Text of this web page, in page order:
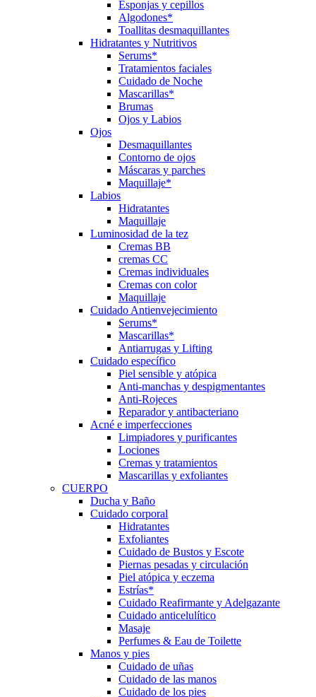
Esponjas y cepillos
Algodones*
Toallitas desmaquillantes
Hidratantes y Nutritivos
Serums*
Tratamientos faciales
Cuidado de Noche
Mascarillas*
Brumas
Ojos y Labios
Ojos
Desmaquillantes
Contorno de ojos
Máscaras y parches
Maquillaje*
Labios
Hidratantes
Maquillaje
Luminosidad de la tez
Cremas BB
cremas CC
Cremas individuales
Cremas con color
Maquillaje
Cuidado Antienvejecimiento
Serums*
Mascarillas*
Antiarrugas y Lifting
Cuidado específico
Piel sensible y atópica
Anti-manchas y despigmentantes
Anti-Rojeces
Reparador y antibacteriano
Acné e imperfecciones
Limpiadores y purificantes
Lociones
Cremas y tratamientos
Mascarillas y exfoliantes
CUERPO
Ducha y Baño
Cuidado corporal
Hidratantes
Exfoliantes
Cuidado de Bustos y Escote
Piernas pesadas y circulación
Piel atópica y eczema
Estrías*
Cuidado Reafirmante y Adelgazante
Cuidado anticelulítico
Masaje
Perfumes & Eau de Toilette
Manos y pies
Cuidado de uñas
Cuidado de las manos
Cuidado de los pies